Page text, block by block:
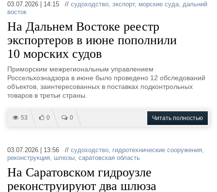
03.07.2026 | 14:15 // судоходство, экспорт, морские суда, дальний
восток
На Дальнем Востоке реестр
экспортеров в июне пополнили
10 морских судов
Приморским межрегиональным управлением
Россельхознадзора в июне было проведено 12 обследований
объектов, заинтересованных в поставках подконтрольных
товаров в третьи страны.
53 0 0 Читать полностью
03.07.2026 | 13:56 // судоходство, гидротехнические сооружения,
реконструкция, шлюзы, саратовская область
На Саратовском гидроузле
реконструируют два шлюза